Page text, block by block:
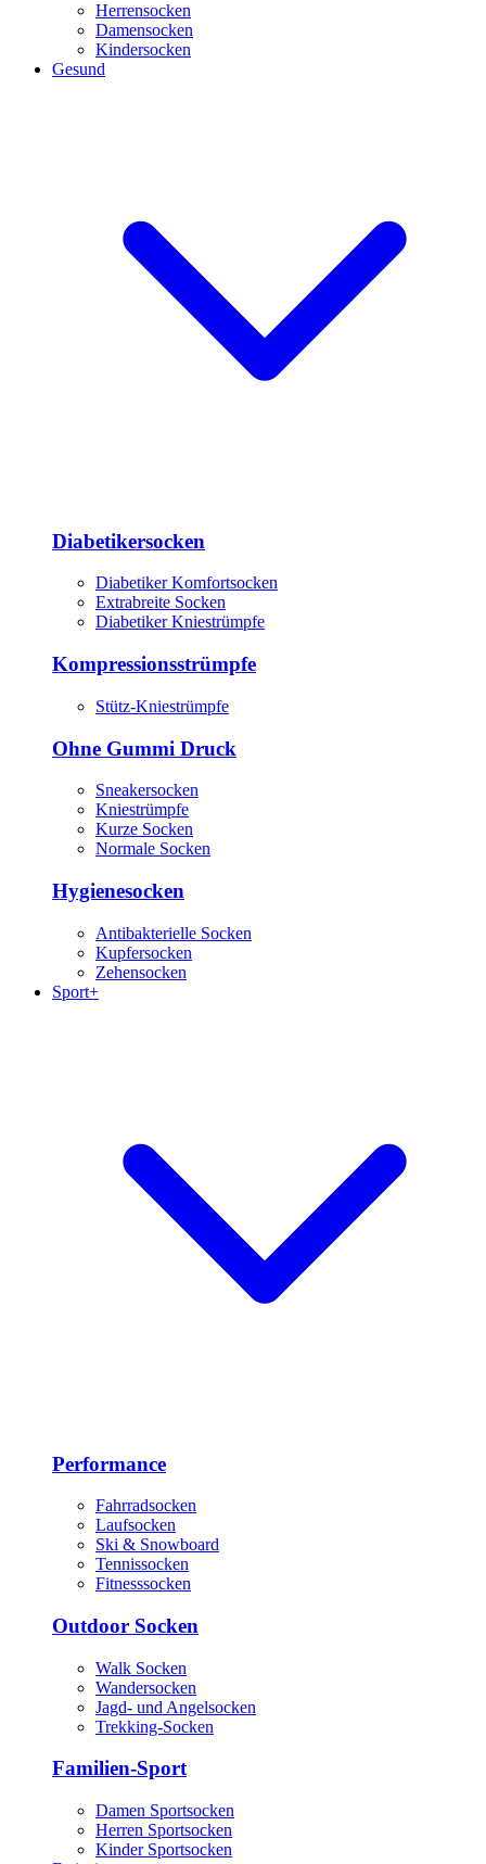
Herrensocken
Damensocken
Kindersocken
Gesund
Diabetikersocken
Diabetiker Komfortsocken
Extrabreite Socken
Diabetiker Kniestrümpfe
Kompressionsstrümpfe
Stütz-Kniestrümpfe
Ohne Gummi Druck
Sneakersocken
Kniestrümpfe
Kurze Socken
Normale Socken
Hygienesocken
Antibakterielle Socken
Kupfersocken
Zehensocken
Sport+
Performance
Fahrradsocken
Laufsocken
Ski & Snowboard
Tennissocken
Fitnesssocken
Outdoor Socken
Walk Socken
Wandersocken
Jagd- und Angelsocken
Trekking-Socken
Familien-Sport
Damen Sportsocken
Herren Sportsocken
Kinder Sportsocken